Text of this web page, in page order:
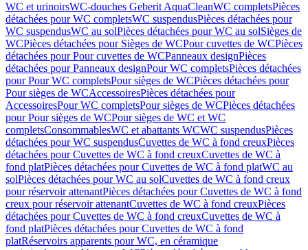
WC et urinoirsWC-douches Geberit AquaCleanWC completsPièces
détachées pour WC completsWC suspendusPièces détachées pour
WC suspendusWC au solPièces détachées pour WC au solSièges de
WCPièces détachées pour Sièges de WCPour cuvettes de WCPièces
détachées pour Pour cuvettes de WCPanneaux designPièces
détachées pour Panneaux designPour WC completsPièces détachées
pour Pour WC completsPour sièges de WCPièces détachées pour
Pour sièges de WCAccessoiresPièces détachées pour
AccessoiresPour WC completsPour sièges de WCPièces détachées
pour Pour sièges de WCPour sièges de WC et WC
completsConsommablesWC et abattants WCWC suspendusPièces
détachées pour WC suspendusCuvettes de WC à fond creuxPièces
détachées pour Cuvettes de WC à fond creuxCuvettes de WC à
fond platPièces détachées pour Cuvettes de WC à fond platWC au
solPièces détachées pour WC au solCuvettes de WC à fond creux
pour réservoir attenantPièces détachées pour Cuvettes de WC à fond
creux pour réservoir attenantCuvettes de WC à fond creuxPièces
détachées pour Cuvettes de WC à fond creuxCuvettes de WC à
fond platPièces détachées pour Cuvettes de WC à fond
platRéservoirs apparents pour WC, en céramique